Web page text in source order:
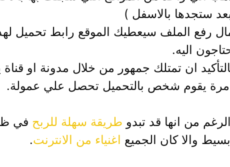
ستجدها بالاسفل )
رفع الملف سيعطيك الموقع رابط تحميل
اليه.
ان تمتلك جمهور من خلال مدونة او
يقوم شخص بالتحميل تحصل علي عمولة.
من انها قد تبدو طريقة سهلة للربح في
والا كان الجميع اغنياء من الانترنت.